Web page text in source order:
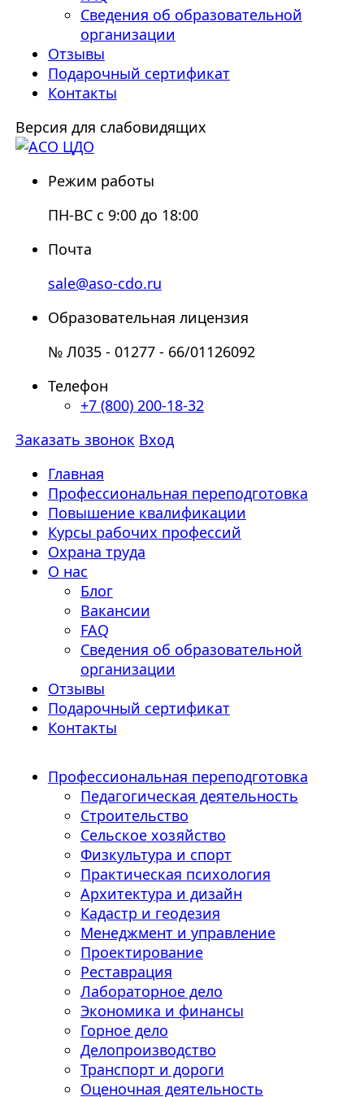
Сведения об образовательной
организации
Отзывы
Подарочный сертификат
Контакты
Версия для слабовидящих
Режим работы
ПН-ВС с 9:00 до 18:00
Почта
sale@aso-cdo.ru
Образовательная лицензия
№ Л035 - 01277 - 66/01126092
Телефон
+7 (800) 200-18-32
Заказать звонок Вход
Главная
Профессиональная переподготовка
Повышение квалификации
Курсы рабочих профессий
Охрана труда
О нас
Блог
Вакансии
FAQ
Сведения об образовательной
организации
Отзывы
Подарочный сертификат
Контакты
Профессиональная переподготовка
Педагогическая деятельность
Строительство
Сельское хозяйство
Физкультура и спорт
Практическая психология
Архитектура и дизайн
Кадастр и геодезия
Менеджмент и управление
Проектирование
Реставрация
Лабораторное дело
Экономика и финансы
Горное дело
Делопроизводство
Транспорт и дороги
Оценочная деятельность